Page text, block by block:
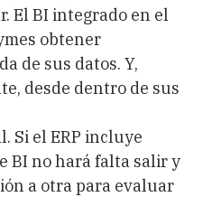
El BI integrado en el
obtener
de sus datos. Y,
desde dentro de sus
. Si el ERP incluye
BI no hará falta salir y
a otra para evaluar